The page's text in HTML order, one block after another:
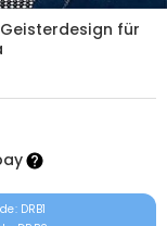
für
DRB1